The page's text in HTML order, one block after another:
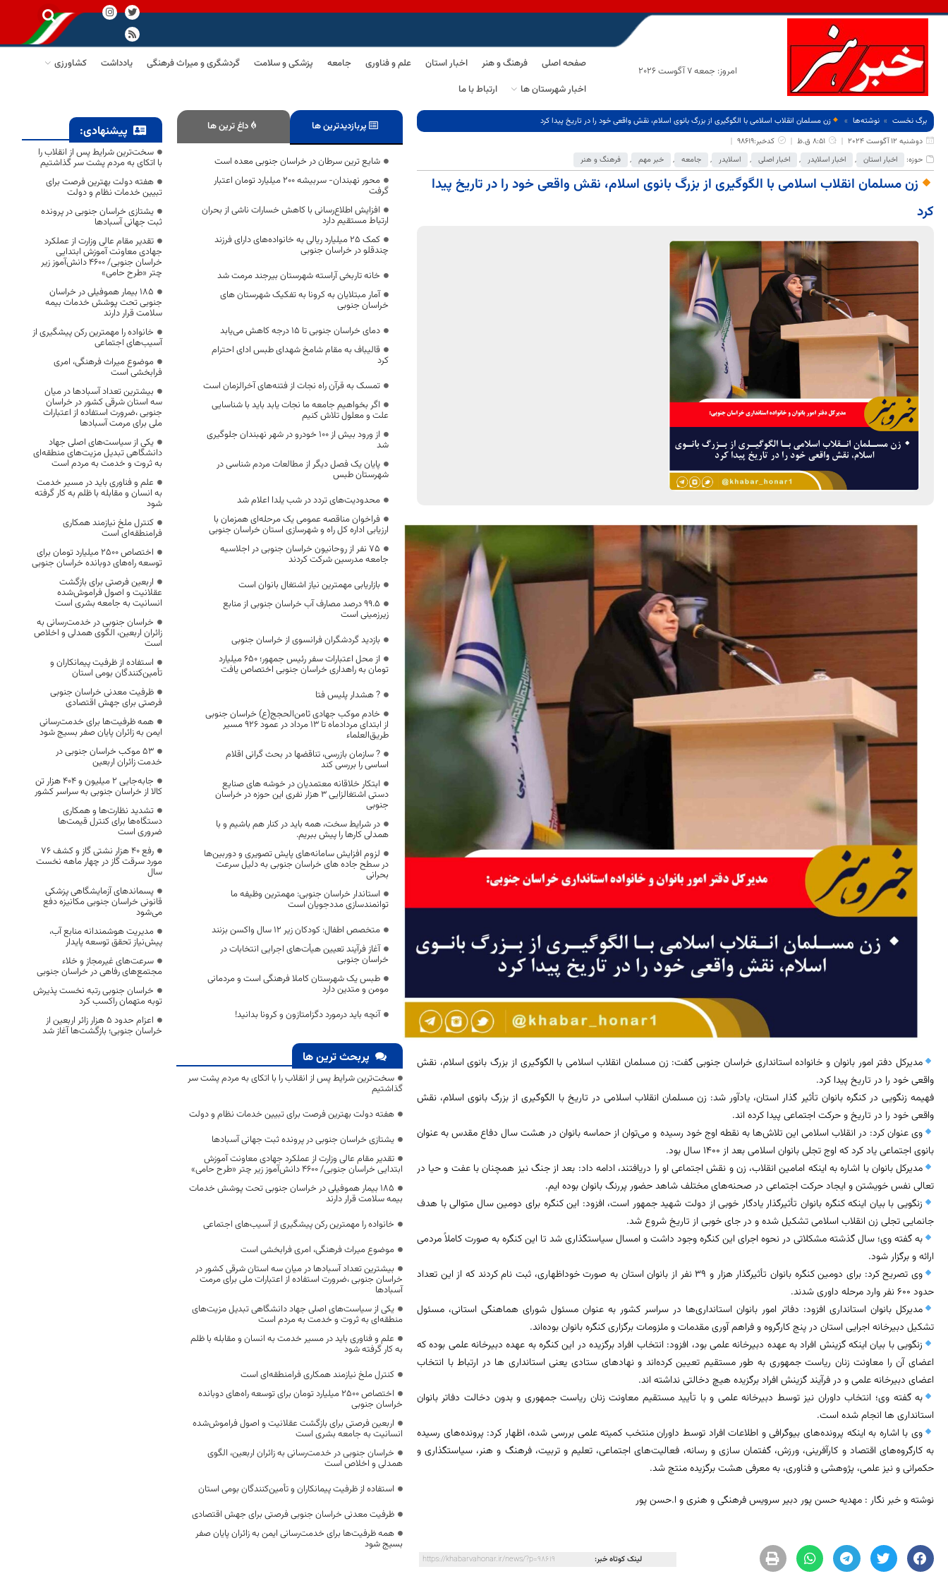
امروز: جمعه 7 آگوست 2026
صفحه اصلی فرهنگ و هنر اخبار استان علم و فناوری جامعه پزشکی و سلامت گردشگری و میراث فرهنگی یادداشت
کشاورزی
اخبار شهرستان ها
ارتباط با ما
برگ نخست نوشته‌ها
زن مسلمان انقلاب اسلامی با الگوگیری از بزرگ بانوی اسلام، نقش واقعی خود را در تاریخ پیدا کرد
دوشنبه 12 آگوست 2024
8:51 ق.ظ
کدخبر:98619
حوزه:
اخبار استان , اخبار اسلایدر , اخبار اصلی , اسلایدر , جامعه , خبر مهم , فرهنگ و هنر
زن مسلمان انقلاب اسلامی با الگوگیری از بزرگ بانوی اسلام، نقش واقعی خود را در تاریخ پیدا
کرد
مدیرکل دفتر امور بانوان و خانواده استانداری خراسان جنوبی گفت: زن مسلمان انقلاب اسلامی با الگوگیری از بزرگ بانوی اسلام، نقش
واقعی خود را در تاریخ پیدا کرد.
فهیمه زنگویی در کنگره بانوان تأثیر گذار استان، یادآور شد: زن مسلمان انقلاب اسلامی در تاریخ با الگوگیری از بزرگ بانوی اسلام، نقش
واقعی خود را در تاریخ و حرکت اجتماعی پیدا کرده اند.
وی عنوان کرد: در انقلاب اسلامی این تلاش‌ها به نقطه اوج خود رسیده و می‌توان از حماسه بانوان در هشت سال دفاع مقدس به عنوان
بانوی اجتماعی یاد کرد که اوج تجلی بانوان اسلامی بعد از ۱۴٠٠ سال بود.
مدیرکل بانوان با اشاره به اینکه امامین انقلاب، زن و نقش اجتماعی او را دریافتند، ادامه داد: بعد از جنگ نیز همچنان با عفت و حیا در
تعالی نفس خویشتن و ایجاد حرکت اجتماعی در صحنه‌های مختلف شاهد حضور پررنگ بانوان بوده ایم.
زنگویی با بیان اینکه کنگره بانوان تأثيرگذار یادگار خوبی از دولت شهید جمهور است، افزود: این کنگره برای دومین سال متوالی با هدف
جانمایی تجلی زن انقلاب اسلامی تشکیل شده و در جای خوبی از تاریخ شروع شد.
به گفته وی؛ سال گذشته مشکلاتی در نحوه اجرای این کنگره وجود داشت و امسال سیاستگذاری شد تا این کنگره به صورت کاملاً مردمی
ارائه و برگزار شود.
وی تصریح کرد: برای دومین کنگره بانوان تأثیرگذار هزار و ۳۹ نفر از بانوان استان به صورت خوداظهاری، ثبت نام کردند که از این تعداد
حدود ۶۰۰ نفر وارد مرحله داوری شدند.
مديرکل بانوان استانداری افزود: دفاتر امور بانوان استانداری‌ها در سراسر کشور به عنوان مسئول شورای هماهنگی استانی، مسئول
تشکیل دبیرخانه اجرایی استان در پنج کارگروه و فراهم آوری مقدمات و ملزومات برگزاری کنگره بانوان بوده‌اند.
زنگویی با بیان اینکه گزینش افراد به عهده دبیرخانه علمی بود، افزود: انتخاب افراد برگزیده در این کنگره به عهده دبیرخانه علمی بوده که
اعضای آن را معاونت زنان ریاست جمهوری به طور مستقیم تعیین کرده‌اند و نهادهای ستادی یعنی استانداری‌ ها در ارتباط با انتخاب
اعضای دبیرخانه علمی و در فرآیند گزینش افراد برگزیده هیچ دخالتی نداشته اند.
به گفته وی؛ انتخاب داوران نیز توسط دبیرخانه علمی و با تأیید مستقیم معاونت زنان ریاست جمهوری و بدون دخالت دفاتر بانوان
استانداری ها انجام شده است.
وی با اشاره به اینکه پرونده‌های بیوگرافی و اطلاعات افراد توسط داوران منتخب کمیته علمی بررسی شده، اظهار کرد: پرونده‌های رسیده
به کارگروه‌های اقتصاد و کارآفرینی، ورزش، گفتمان سازی و رسانه، فعالیت‌های اجتماعی، تعلیم و تربیت، فرهنگ و هنر، سیاستگذاری و
حکمرانی و نیز علمی، پژوهشی و فناوری، به معرفی هشت برگزیده منتج شد.
نوشته و خبر نگار : مهدیه حسن پور دبیر سرویس فرهنگی و هنری و ا.حسن پور
لینک کوتاه خبر: https://khabarvahonar.ir/news/?p=98619
پربازدیدترین ها داغ ترین ها
شایع ترین سرطان در خراسان جنوبی معده است
محور نهبندان- سربیشه 200 میلیارد تومان اعتبار
گرفت
افزایش اطلاع‌رسانی با کاهش خسارات ناشی از بحران
ارتباط مستقیم دارد
کمک ۲۵ میلیارد ریالی به خانواده‌های دارای فرزند
چندقلو در خراسان‌ جنوبی
خانه تاربخی آراسته شهرستان بیرجند مرمت شد
آمار مبتلایان به کرونا به تفکیک شهرستان های
خراسان جنوبی
دمای خراسان جنوبی تا ۱۵ درجه کاهش می‌یابد
قالیباف به مقام شامخ شهدای طبس ادای احترام
کرد
تمسک به قرآن راه نجات از فتنه‌های آخرالزمان است
اگر بخواهیم جامعه ما نجات یابد باید با شناسایی
علت و معلول تلاش کنیم
از ورود بیش از 100 خودرو در شهر نهبندان جلوگیری
شد
پایان یک فصل دیگر از مطالعات مردم شناسی در
شهرستان طبس
محدودیت‌های تردد در شب یلدا اعلام شد
فراخوان مناقصه عمومی یک مرحله‌ای همزمان با
ارزیابی اداره کل راه و شهرسازی استان خراسان جنوبی
۷۵ نفر از روحانیون خراسان جنوبی در اجلاسیه
جامعه مدرسین شرکت کردند
بازاریابی مهمترین نیاز اشتغال بانوان است
۹۹.۵ درصد مصارف آب خراسان جنوبی از منابع
زیرزمینی است
بازدید گردشگران فرانسوی از خراسان جنوبی
از محل اعتبارات سفر رئیس جمهور؛ ۶۵۰ میلیارد
تومان به راهداری خراسان جنوبی اختصاص یافت
? هشدار پلیس فتا
خادم موکب جهادی ثامن‌الحجج(ع) خراسان جنوبی
از ابتدای مردادماه تا ۱۳ مرداد در عمود ۹۲۶ مسیر
طریق‌العلماء
? سازمان بازرسی، تناقضها در بحث گرانی اقلام
اساسی را بررسی کند
ابتکار خلاقانه معتمدیان در خوشه های صنایع
دستی اشتغالزایی 3 هزار نفری این حوزه در خراسان
جنوبی
در شرایط سخت، همه باید در کنار هم باشیم و با
همدلی کارها را پیش ببریم.
لزوم افزایش سامانه‌های پایش تصویری و دوربین‌ها
در سطح جاده های خراسان جنوبی به دلیل سرعت
بحرانی
استاندار خراسان جنوبی: مهمترین وظیفه ما
توانمندسازی مددجویان است
متخصص اطفال: کودکان زیر ۱۲ سال واکسن بزنند
آغاز فرآیند تعیین هیأت‌های اجرایی انتخابات در
خراسان جنوبی
طبس یک شهرستان کاملا فرهنگی است و مردمانی
مومن و متدین دارد
آنچه باید درمورد دگزامتازون و کرونا بدانید!
پربحث ترین ها
سخت‌ترین شرایط پس از انقلاب را با اتکای به مردم پشت سر
گذاشتیم
هفته دولت بهترین فرصت برای تبیین خدمات نظام و دولت
یشتازی خراسان جنوبی در پرونده ثبت جهانی آسبادها
تقدیر مقام عالی وزارت از عملکرد جهادی معاونت آموزش
ابتدایی خراسان جنوبی/ ۴۶۰۰ دانش‌آموز زیر چتر «طرح حامی»
۱۸۵ بیمار هموفیلی در خراسان جنوبی تحت پوشش خدمات
بیمه سلامت قرار دارند
خانواده را مهمترین رکن پیشگیری از آسیب‌های اجتماعی
موضوع میراث فرهنگی، امری فرابخشی است
بیشترین تعداد آسبادها در میان سه استان شرقی کشور در
خراسان جنوبی ،ضرورت استفاده از اعتبارات ملی برای مرمت
آسبادها
یکی از سیاست‌های اصلی جهاد دانشگاهی تبدیل مزیت‌های
منطقه‌ای به ثروت و خدمت به مردم است
علم و فناوری باید در مسیر خدمت به انسان و مقابله با ظلم
به کار گرفته شود
کنترل ملخ نیازمند همکاری فرامنطقه‌ای است
اختصاص 2500 میلیارد تومان برای توسعه راه‌های دوبانده
خراسان جنوبی
اربعین فرصتی برای بازگشت عقلانیت و اصول فراموش‌شده
انسانیت به جامعه بشری است
خراسان جنوبی در خدمت‌رسانی به زائران اربعین، الگوی
همدلی و اخلاص است
استفاده از ظرفیت پیمانکاران و تأمین‌کنندگان بومی استان
ظرفیت معدنی خراسان جنوبی فرصتی برای جهش اقتصادی
همه ظرفیت‌ها برای خدمت‌رسانی ایمن به زائران پایان صفر
بسیج شود
پیشنهادی:
سخت‌ترین شرایط پس از انقلاب را
با اتکای به مردم پشت سر گذاشتیم
هفته دولت بهترین فرصت برای
تبیین خدمات نظام و دولت
یشتازی خراسان جنوبی در پرونده
ثبت جهانی آسبادها
تقدیر مقام عالی وزارت از عملکرد
جهادی معاونت آموزش ابتدایی
خراسان جنوبی/ ۴۶۰۰ دانش‌آموز زیر
چتر «طرح حامی»
۱۸۵ بیمار هموفیلی در خراسان
جنوبی تحت پوشش خدمات بیمه
سلامت قرار دارند
خانواده را مهمترین رکن پیشگیری از
آسیب‌های اجتماعی
موضوع میراث فرهنگی، امری
فرابخشی است
بیشترین تعداد آسبادها در میان
سه استان شرقی کشور در خراسان
جنوبی ،ضرورت استفاده از اعتبارات
ملی برای مرمت آسبادها
یکی از سیاست‌های اصلی جهاد
دانشگاهی تبدیل مزیت‌های منطقه‌ای
به ثروت و خدمت به مردم است
علم و فناوری باید در مسیر خدمت
به انسان و مقابله با ظلم به کار گرفته
شود
کنترل ملخ نیازمند همکاری
فرامنطقه‌ای است
اختصاص 2500 میلیارد تومان برای
توسعه راه‌های دوبانده خراسان جنوبی
اربعین فرصتی برای بازگشت
عقلانیت و اصول فراموش‌شده
انسانیت به جامعه بشری است
خراسان جنوبی در خدمت‌رسانی به
زائران اربعین، الگوی همدلی و اخلاص
است
استفاده از ظرفیت پیمانکاران و
تأمین‌کنندگان بومی استان
ظرفیت معدنی خراسان جنوبی
فرصتی برای جهش اقتصادی
همه ظرفیت‌ها برای خدمت‌رسانی
ایمن به زائران پایان صفر بسیج شود
53 موکب خراسان جنوبی در
خدمت زائران اربعین
جابه‌جایی 2 میلیون و 404 هزار تن
کالا از خراسان جنوبی به سراسر کشور
تشدید نظارت‌ها و همکاری
دستگاه‌ها برای کنترل قیمت‌ها
ضروری است
رفع 40 هزار نشتی گاز و کشف 76
مورد سرقت گاز در چهار ماهه نخست
سال
پسماندهای آزمایشگاهی پزشکی
قانونی خراسان جنوبی مکانیزه دفع
می‌شود
مدیریت هوشمندانه منابع آب،
پیش‌نیاز تحقق توسعه پایدار
سرعت‌های غیرمجاز و خلاء
مجتمع‌های رفاهی در خراسان جنوبی
خراسان جنوبی رتبه نخست پذیرش
توبه متهمان راکسب کرد
اعزام حدود 5 هزار زائر اربعین از
خراسان جنوبی؛ بازگشت‌ها آغاز شد